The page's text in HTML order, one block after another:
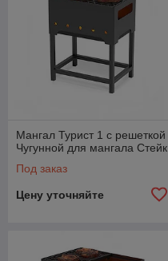
Мангал Турист 1 с решеткой
Чугунной для мангала Стейк
Под заказ
Цену уточняйте